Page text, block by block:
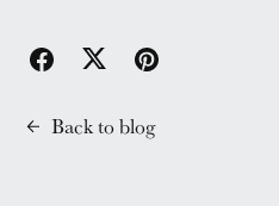
Back to blog